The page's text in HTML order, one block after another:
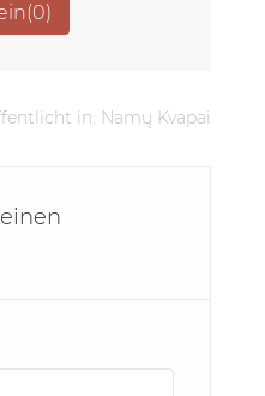
(0)
in: Namų Kvapai